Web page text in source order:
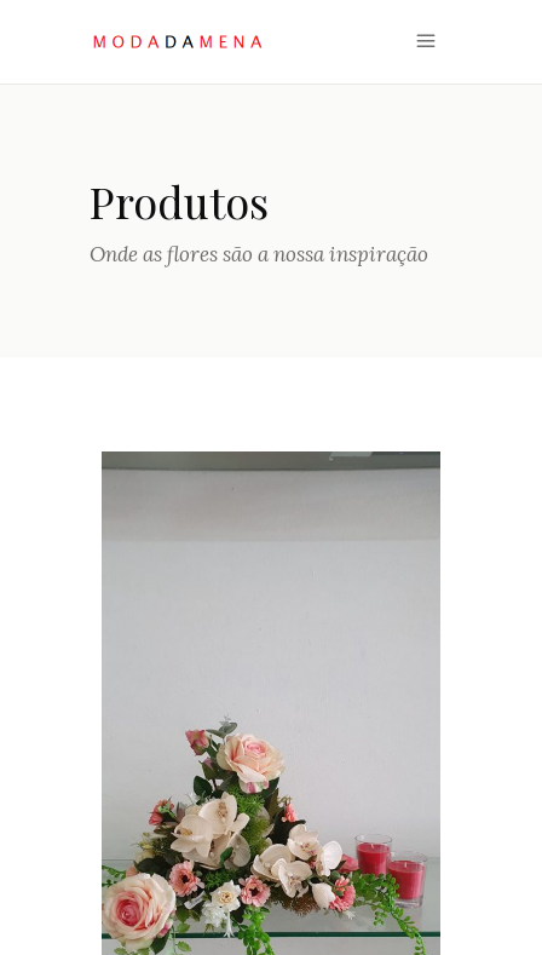
Produtos
Onde as flores são a nossa inspiração